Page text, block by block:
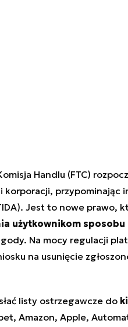
Handlu (FTC)
korporacji, przypominając
Jest to nowe prawo,
użytkownikom
Na mocy regulacji
na usunięcie
listy ostrzegawcze do
Amazon, Apple,